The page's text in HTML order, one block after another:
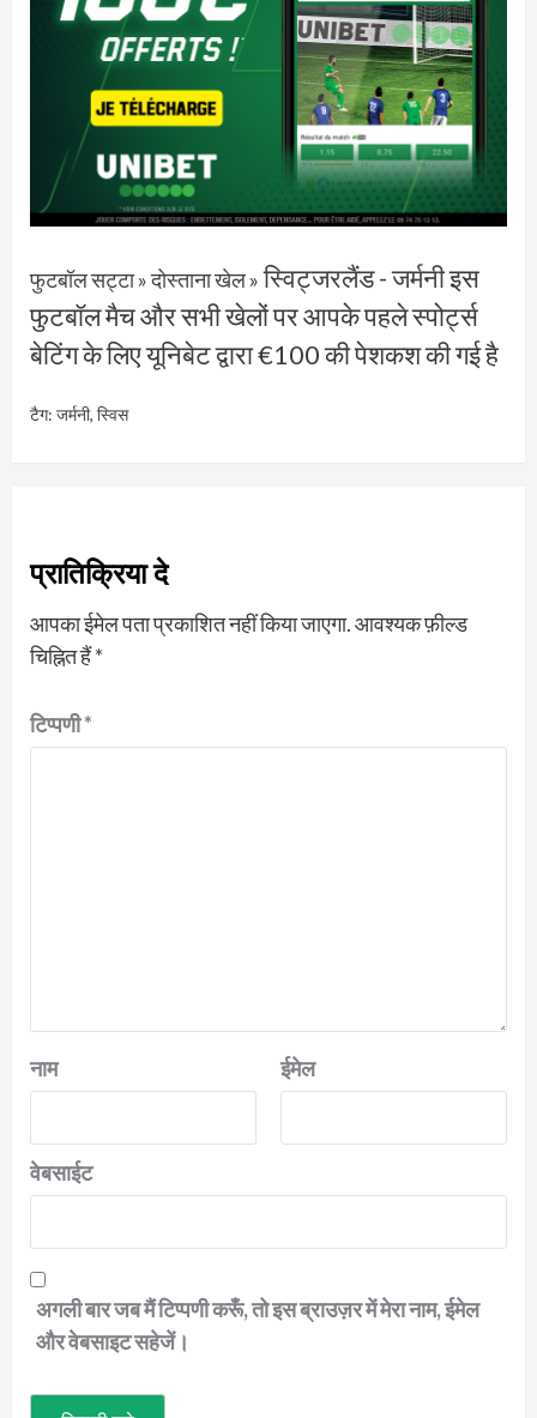
फुटबॉल सट्टा»दोस्ताना खेल» स्विट्जरलैंड - जर्मनीइस
फुटबॉल मैच और सभी खेलों पर आपके पहले स्पोर्ट्स
बेटिंग के लिए यूनिबेट द्वारा €100 की पेशकश की गई है
टैग: जर्मनी, स्विस
प्रातिक्रिया दे
आपका ईमेल पता प्रकाशित नहीं किया जाएगा.आवश्यक फ़ील्ड
चिह्नित हैं*
टिप्पणी*
नाम ईमेल
वेबसाईट
अगली बार जब मैं टिप्पणी करूँ, तो इस ब्राउज़र में मेरा नाम, ईमेल
और वेबसाइट सहेजें।